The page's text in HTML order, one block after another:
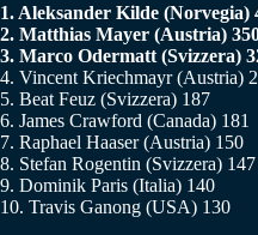
1. Aleksander Kilde (Norvegia)
2. Matthias Mayer (Austria)
3. Marco Odermatt (Svizzera)
4. Vincent Kriechmayr (Austria)
5. Beat Feuz (Svizzera) 187
6. James Crawford (Canada) 181
7. Raphael Haaser (Austria) 150
8. Stefan Rogentin (Svizzera) 147
9. Dominik Paris (Italia) 140
10. Travis Ganong (USA) 130